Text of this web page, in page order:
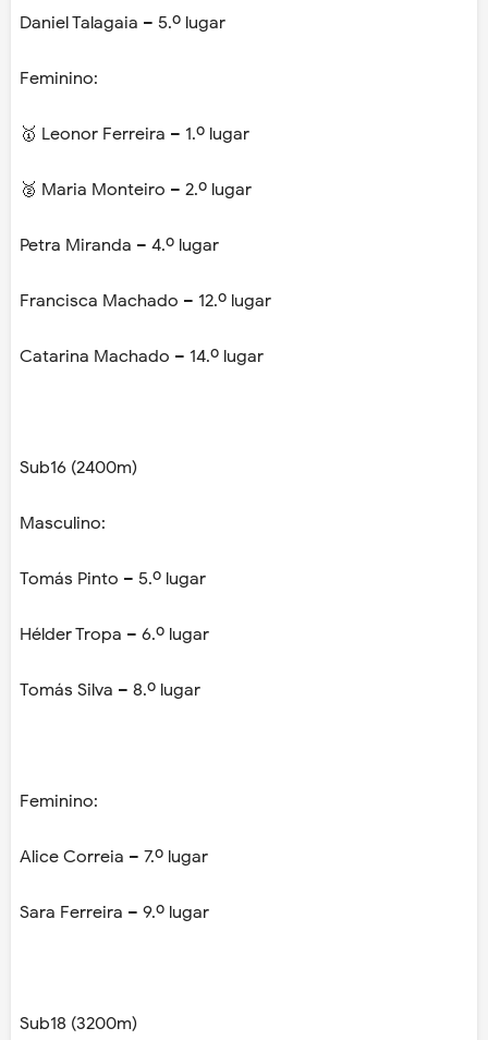
Daniel Talagaia – 5.º lugar
Feminino:
🥇 Leonor Ferreira – 1.º lugar
🥈 Maria Monteiro – 2.º lugar
Petra Miranda – 4.º lugar
Francisca Machado – 12.º lugar
Catarina Machado – 14.º lugar
Sub16 (2400m)
Masculino:
Tomás Pinto – 5.º lugar
Hélder Tropa – 6.º lugar
Tomás Silva – 8.º lugar
Feminino:
Alice Correia – 7.º lugar
Sara Ferreira – 9.º lugar
Sub18 (3200m)